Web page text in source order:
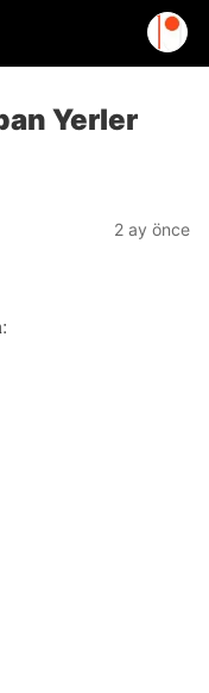
Yerler
2 ay önce